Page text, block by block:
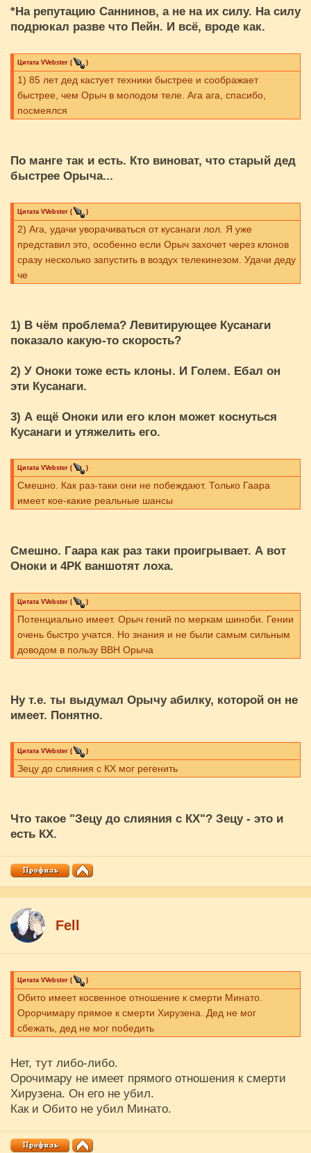
*На репутацию Саннинов, а не на их силу. На силу
подрюкал разве что Пейн. И всё, вроде как.
Цитата VVebster ( )
1) 85 лет дед кастует техники быстрее и соображает
быстрее, чем Орыч в молодом теле. Ага ага, спасибо,
посмеялся
По манге так и есть. Кто виноват, что старый дед
быстрее Орыча...
Цитата VVebster ( )
2) Ага, удачи уворачиваться от кусанаги лол. Я уже
представил это, особенно если Орыч захочет через клонов
сразу несколько запустить в воздух телекинезом. Удачи деду
че
1) В чём проблема? Левитирующее Кусанаги
показало какую-то скорость?
2) У Оноки тоже есть клоны. И Голем. Ебал он
эти Кусанаги.
3) А ещё Оноки или его клон может коснуться
Кусанаги и утяжелить его.
Цитата VVebster ( )
Смешно. Как раз-таки они не побеждают. Только Гаара
имеет кое-какие реальные шансы
Смешно. Гаара как раз таки проигрывает. А вот
Оноки и 4РК ваншотят лоха.
Цитата VVebster ( )
Потенциально имеет. Орыч гений по меркам шиноби. Гении
очень быстро учатся. Но знания и не были самым сильным
доводом в пользу ВВН Орыча
Ну т.е. ты выдумал Орычу абилку, которой он не
имеет. Понятно.
Цитата VVebster ( )
Зецу до слияния с КХ мог регенить
Что такое "Зецу до слияния с КХ"? Зецу - это и
есть КХ.
Fell
Цитата VVebster ( )
Обито имеет косвенное отношение к смерти Минато.
Орорчимару прямое к смерти Хирузена. Дед не мог
сбежать, дед не мог победить
Нет, тут либо-либо.
Орочимару не имеет прямого отношения к смерти
Хирузена. Он его не убил.
Как и Обито не убил Минато.